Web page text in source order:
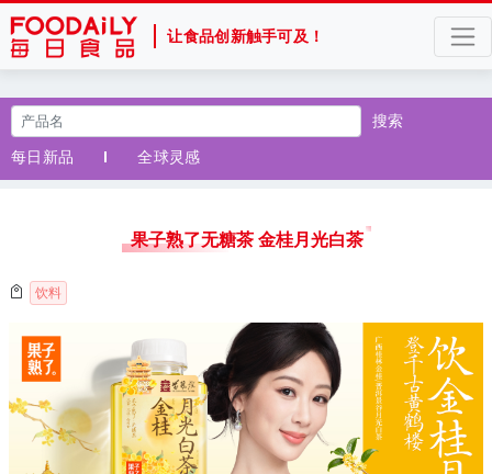
让食品创新触手可及！
搜索
每日新品
全球灵感
果子熟了无糖茶 金桂月光白茶
饮料